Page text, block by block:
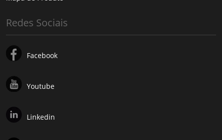
Redes Sociais
Facebook
Youtube
Linkedin